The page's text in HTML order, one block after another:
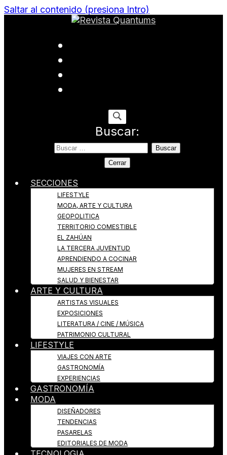
Saltar al contenido (presiona Intro)
Revista Quantums
Buscar:
Cerrar
SECCIONES
LIFESTYLE
MODA, ARTE Y CULTURA
GEOPOLITICA
TERRITORIO COMESTIBLE
EL ZAHÚAN
LA TERCERA JUVENTUD
APRENDIENDO A COCINAR
MUJERES EN STREAM
SALUD Y BIENESTAR
ARTE Y CULTURA
ARTISTAS VISUALES
EXPOSICIONES
LITERATURA / CINE / MÚSICA
PATRIMONIO CULTURAL
LIFESTYLE
VIAJES CON ARTE
GASTRONOMÍA
EXPERIENCIAS
GASTRONOMÍA
MODA
DISEÑADORES
TENDENCIAS
PASARELAS
EDITORIALES DE MODA